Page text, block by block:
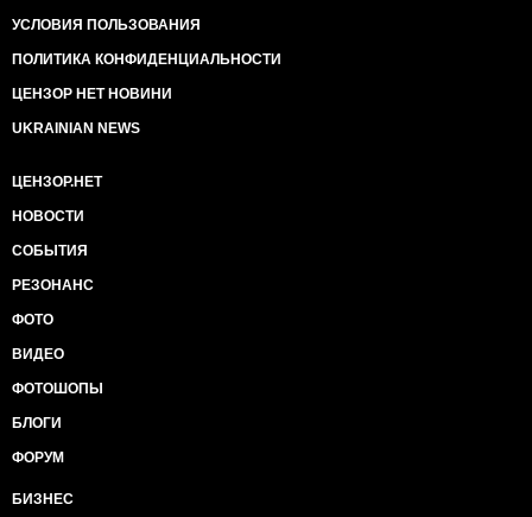
УСЛОВИЯ ПОЛЬЗОВАНИЯ
ПОЛИТИКА КОНФИДЕНЦИАЛЬНОСТИ
ЦЕНЗОР НЕТ НОВИНИ
UKRAINIAN NEWS
ЦЕНЗОР.НЕТ
НОВОСТИ
СОБЫТИЯ
РЕЗОНАНС
ФОТО
ВИДЕО
ФОТОШОПЫ
БЛОГИ
ФОРУМ
БИЗНЕС